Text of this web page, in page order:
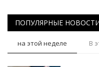
ПОПУЛЯРНЫЕ
на этой неделе В